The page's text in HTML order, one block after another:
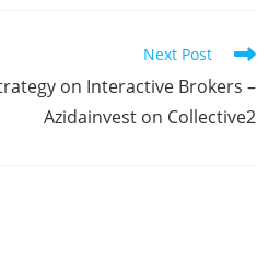
Next Post
on Interactive Brokers –
Azidainvest on Collective2